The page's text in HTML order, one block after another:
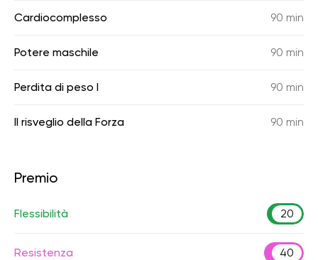
Cardiocomplesso 90 min
Potere maschile 90 min
Perdita di peso I 90 min
Il risveglio della Forza 90 min
Premio
Flessibilità 20
Resistenza 40